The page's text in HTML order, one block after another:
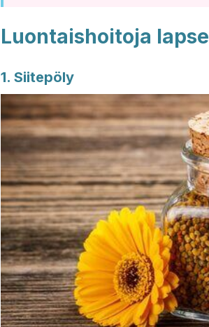
Luontaishoitoja
1. Siitepöly